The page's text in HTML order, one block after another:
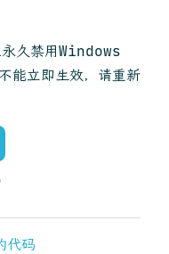
久禁用Windows
能立即生效，请重新
代码